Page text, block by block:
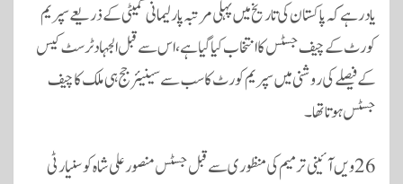
یاد رہے کہ پاکستان کی تاریخ میں پہلی مرتبہ پارلیمانی کمیٹی کے ذریعے سپریم
کورٹ کے چیف جسٹس کا انتخاب کیا گیا ہے، اس سے قبل الجہاد ٹرسٹ کیس
کے فیصلے کی روشنی میں سپریم کورٹ کا سب سے سینیئر جج ہی ملک کا چیف
جسٹس ہوتا تھا۔
26ویں آئینی ترمیم کی منظوری سے قبل جسٹس منصور علی شاہ کو سنیارٹی